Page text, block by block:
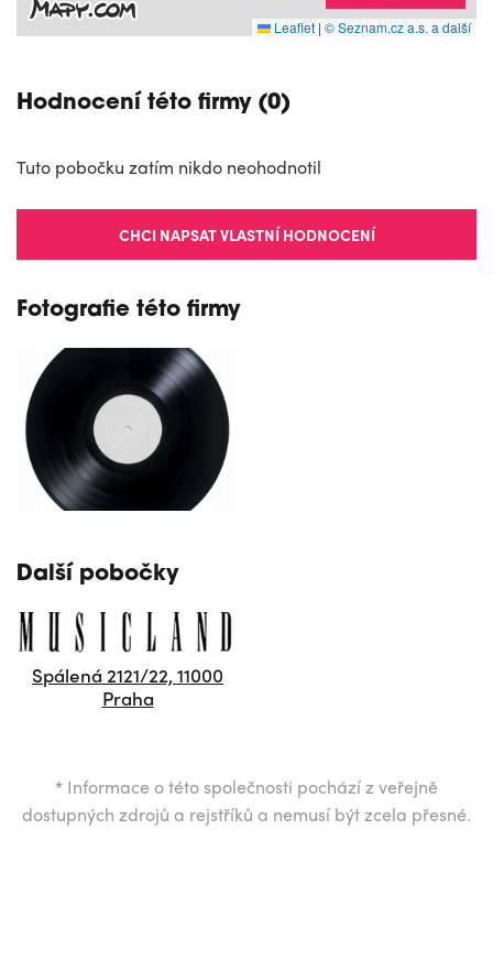
Leaflet | © Seznam.cz a.s. a další
Hodnocení této firmy (0)
Tuto pobočku zatím nikdo neohodnotil
CHCI NAPSAT VLASTNÍ HODNOCENÍ
Fotografie této firmy
Další pobočky
Spálená 2121/22, 11000
Praha
* Informace o této společnosti pochází z veřejně
dostupných zdrojů a rejstříků a nemusí být zcela přesné.